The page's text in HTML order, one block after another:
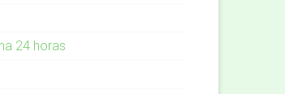
24 horas